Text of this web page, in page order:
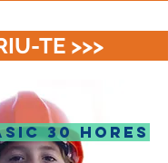
TE >>>
30 HORES